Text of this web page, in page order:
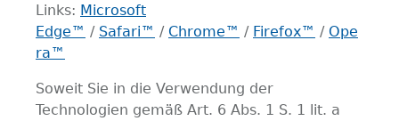
Links: Microsoft
Edge™ / Safari™ / Chrome™ / Firefox™ / Ope
ra™
Soweit Sie in die Verwendung der
Technologien gemäß Art. 6 Abs. 1 S. 1 lit. a